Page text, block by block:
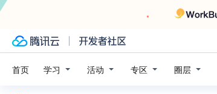
首页 学习 活动 专区 圈层